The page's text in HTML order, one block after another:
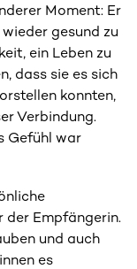
Moment: Er
gesund zu
ein Leben zu
dass sie es sich
konnten,
Verbindung.
Gefühl war
der Empfängerin.
und auch
es